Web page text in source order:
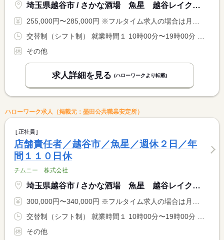
埼玉県越谷市 / さかな酒場 魚星 越谷レイクタウン駅前店
255,000円〜285,000円 ※フルタイム求人の場合は月額（換算額）、パート求人の場合は時間額を表示しています。
その他
求人詳細を見る (ハローワークより転載)
ハローワーク求人（掲載元：墨田公共職業安定所）
正社員
店舗責任者／越谷市／魚星／週休２日／年
間１１０日休
チムニー 株式会社
埼玉県越谷市 / さかな酒場 魚星 越谷レイクタウン駅前店
300,000円〜340,000円 ※フルタイム求人の場合は月額（換算額）、パート求人の場合は時間額を表示しています。
その他